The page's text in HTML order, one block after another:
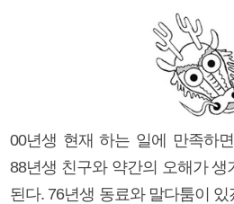
00년생 현재 하는 일에 만족하
88년생 친구와 약간의 오해가 생
된다. 76년생 동료와 말다툼이